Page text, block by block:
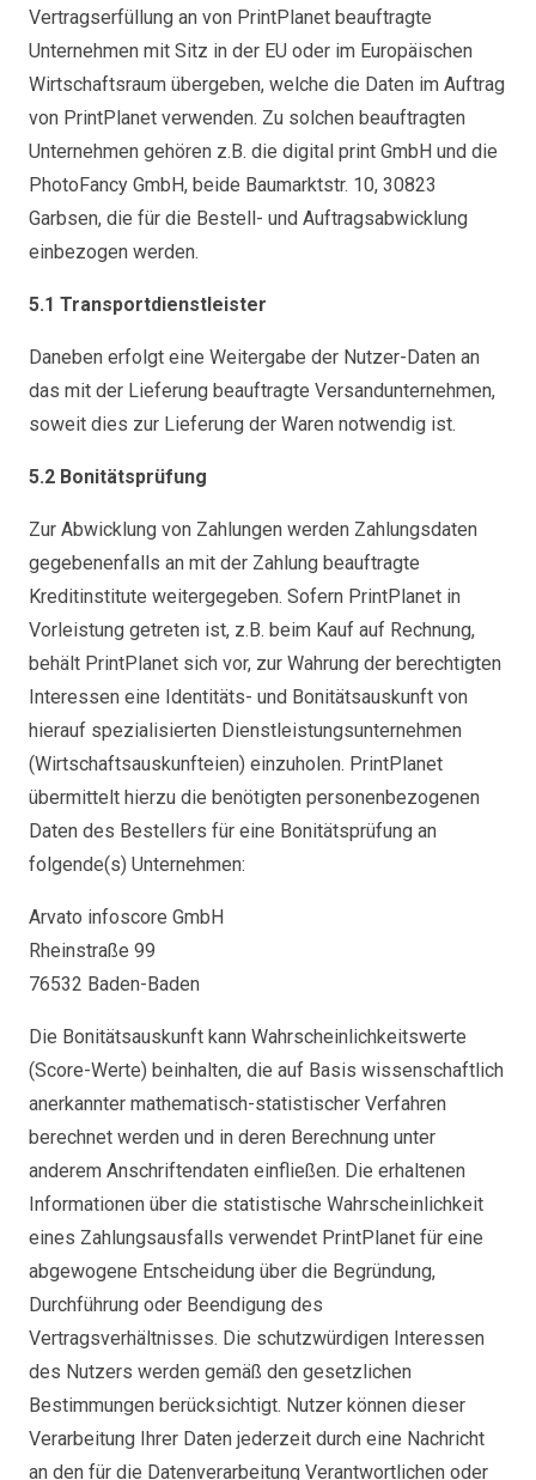
Vertragserfüllung an von PrintPlanet beauftragte
Unternehmen mit Sitz in der EU oder im Europäischen
Wirtschaftsraum übergeben, welche die Daten im Auftrag
von PrintPlanet verwenden. Zu solchen beauftragten
Unternehmen gehören z.B. die digital print GmbH und die
PhotoFancy GmbH, beide Baumarktstr. 10, 30823
Garbsen, die für die Bestell- und Auftragsabwicklung
einbezogen werden.
5.1 Transportdienstleister
Daneben erfolgt eine Weitergabe der Nutzer-Daten an
das mit der Lieferung beauftragte Versandunternehmen,
soweit dies zur Lieferung der Waren notwendig ist.
5.2 Bonitätsprüfung
Zur Abwicklung von Zahlungen werden Zahlungsdaten
gegebenenfalls an mit der Zahlung beauftragte
Kreditinstitute weitergegeben. Sofern PrintPlanet in
Vorleistung getreten ist, z.B. beim Kauf auf Rechnung,
behält PrintPlanet sich vor, zur Wahrung der berechtigten
Interessen eine Identitäts- und Bonitätsauskunft von
hierauf spezialisierten Dienstleistungsunternehmen
(Wirtschaftsauskunfteien) einzuholen. PrintPlanet
übermittelt hierzu die benötigten personenbezogenen
Daten des Bestellers für eine Bonitätsprüfung an
folgende(s) Unternehmen:
Arvato infoscore GmbH
Rheinstraße 99
76532 Baden-Baden
Die Bonitätsauskunft kann Wahrscheinlichkeitswerte
(Score-Werte) beinhalten, die auf Basis wissenschaftlich
anerkannter mathematisch-statistischer Verfahren
berechnet werden und in deren Berechnung unter
anderem Anschriftendaten einfließen. Die erhaltenen
Informationen über die statistische Wahrscheinlichkeit
eines Zahlungsausfalls verwendet PrintPlanet für eine
abgewogene Entscheidung über die Begründung,
Durchführung oder Beendigung des
Vertragsverhältnisses. Die schutzwürdigen Interessen
des Nutzers werden gemäß den gesetzlichen
Bestimmungen berücksichtigt. Nutzer können dieser
Verarbeitung Ihrer Daten jederzeit durch eine Nachricht
an den für die Datenverarbeitung Verantwortlichen oder